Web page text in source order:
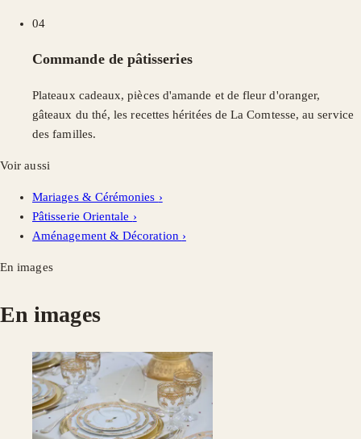
04
Commande de pâtisseries
Plateaux cadeaux, pièces d'amande et de fleur d'oranger,
gâteaux du thé, les recettes héritées de La Comtesse, au service
des familles.
Voir aussi
Mariages & Cérémonies ›
Pâtisserie Orientale ›
Aménagement & Décoration ›
En images
En images